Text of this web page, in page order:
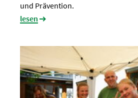
und Prävention.
lesen